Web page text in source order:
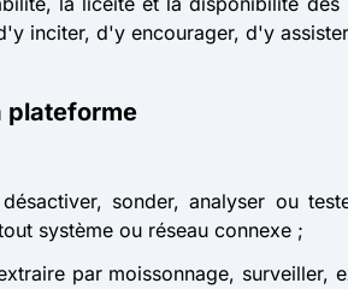
inciter, d'y encourager, d'y
plateforme
sonder, analyser ou
système ou réseau connexe ;
par moissonnage,